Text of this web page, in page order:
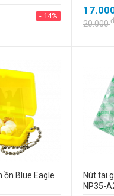
- 14%
20.000
ồn Blue Eagle
Nút tai
NP35-